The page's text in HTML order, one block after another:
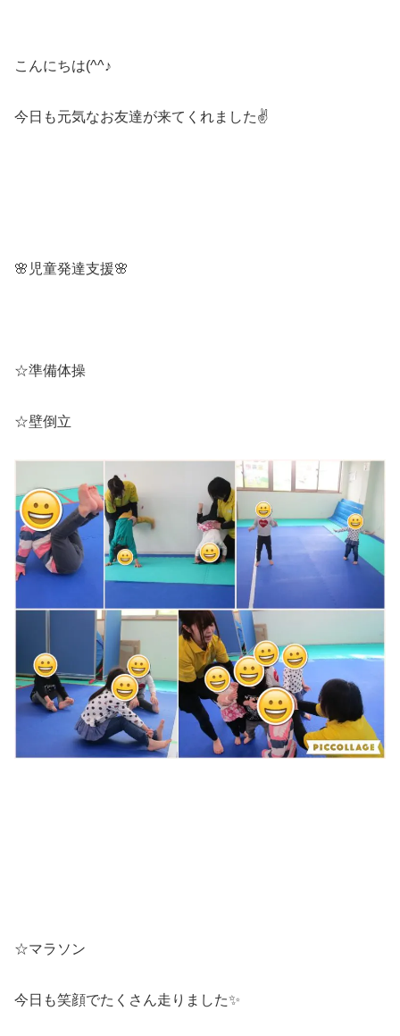
こんにちは(^^♪
今日も元気なお友達が来てくれました✌
🌸児童発達支援🌸
☆準備体操
☆壁倒立
☆マラソン
今日も笑顔でたくさん走りました✨